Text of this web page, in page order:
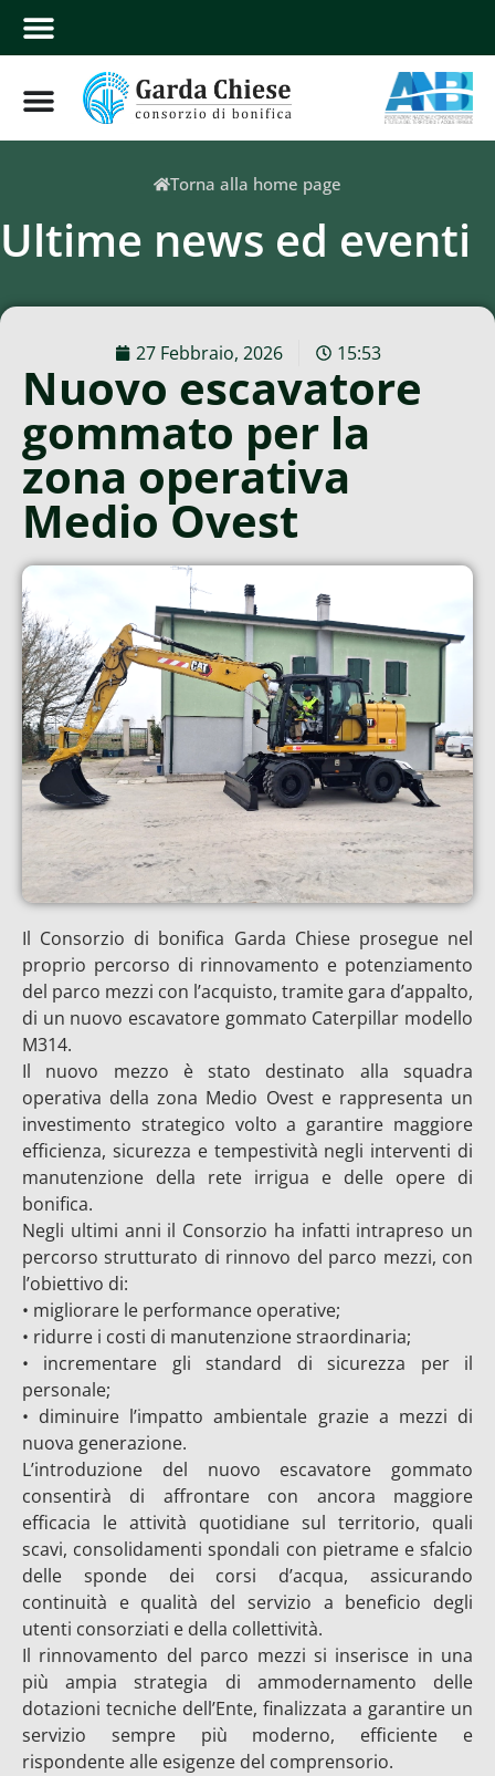
Torna alla home page
Ultime news ed eventi
27 Febbraio, 2026 15:53
Nuovo escavatore
gommato per la
zona operativa
Medio Ovest
Il Consorzio di bonifica Garda Chiese prosegue nel
proprio percorso di rinnovamento e potenziamento
del parco mezzi con l’acquisto, tramite gara d’appalto,
di un nuovo escavatore gommato Caterpillar modello
M314.
Il nuovo mezzo è stato destinato alla squadra
operativa della zona Medio Ovest e rappresenta un
investimento strategico volto a garantire maggiore
efficienza, sicurezza e tempestività negli interventi di
manutenzione della rete irrigua e delle opere di
bonifica.
Negli ultimi anni il Consorzio ha infatti intrapreso un
percorso strutturato di rinnovo del parco mezzi, con
l’obiettivo di:
• migliorare le performance operative;
• ridurre i costi di manutenzione straordinaria;
• incrementare gli standard di sicurezza per il
personale;
• diminuire l’impatto ambientale grazie a mezzi di
nuova generazione.
L’introduzione del nuovo escavatore gommato
consentirà di affrontare con ancora maggiore
efficacia le attività quotidiane sul territorio, quali
scavi, consolidamenti spondali con pietrame e sfalcio
delle sponde dei corsi d’acqua, assicurando
continuità e qualità del servizio a beneficio degli
utenti consorziati e della collettività.
Il rinnovamento del parco mezzi si inserisce in una
più ampia strategia di ammodernamento delle
dotazioni tecniche dell’Ente, finalizzata a garantire un
servizio sempre più moderno, efficiente e
rispondente alle esigenze del comprensorio.